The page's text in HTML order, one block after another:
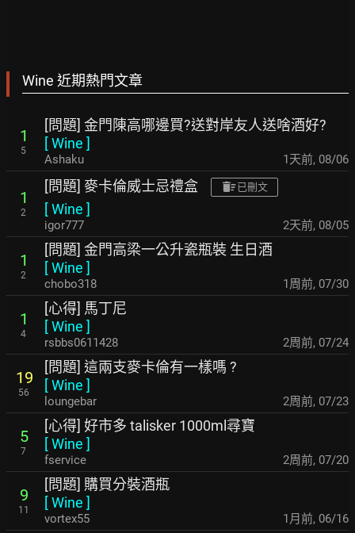
Wine 近期熱門文章
1
5
[問題] 金門陳高哪邊買?送對岸友人送啥酒好?
[Wine ]
Ashaku 1天前, 08/06
1
2
[問題] 麥卡倫威士忌禮盒 已刪文
[Wine ]
igor777 2天前, 08/05
1
2
[問題] 金門高梁一公升瓷瓶裝 生日酒
[Wine ]
chobo318 1周前, 07/30
1
4
[心得] 馬丁尼
[Wine ]
rsbbs0611428 2周前, 07/24
19
56
[問題] 這兩支麥卡倫有一樣嗎 ?
[Wine ]
loungebar 2周前, 07/23
5
7
[心得] 好市多 talisker 1000ml尋寶
[Wine ]
fservice 2周前, 07/20
9
11
[問題] 購買分裝酒瓶
[Wine ]
vortex55 1月前, 06/16